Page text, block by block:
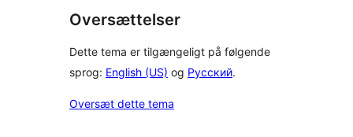
Oversættelser
Dette tema er tilgængeligt på følgende
sprog: English (US) og Русский.
Oversæt dette tema